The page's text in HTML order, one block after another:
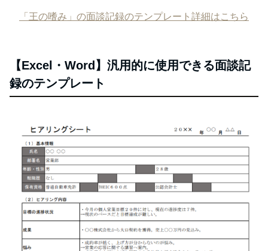
「王の嗜み」の面談記録のテンプレート詳細はこちら
【Excel・Word】汎用的に使用できる面談記
録のテンプレート